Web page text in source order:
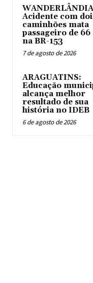
Acidente com
caminhões mata
passageiro de 66
na BR-153
7 de agosto de 2026
ARAGUATINS:
Educação
alcança melhor
resultado de sua
história no IDEB
6 de agosto de 2026